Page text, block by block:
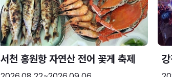
서천 홍원항 자연산 전어 꽃게 축제